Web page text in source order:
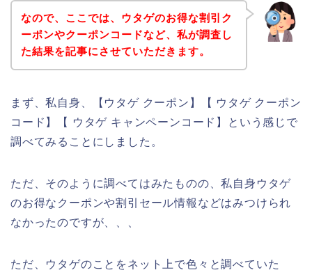
なので、ここでは、ウタゲのお得な割引ク
ーポンやクーポンコードなど、私が調査し
た結果を記事にさせていただきます。
まず、私自身、【ウタゲ クーポン】【 ウタゲ クーポン
コード】【 ウタゲ キャンペーンコード】という感じで
調べてみることにしました。
ただ、そのように調べてはみたものの、私自身ウタゲ
のお得なクーポンや割引セール情報などはみつけられ
なかったのですが、、、
ただ、ウタゲのことをネット上で色々と調べていた